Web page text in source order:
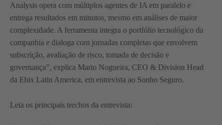
Analysis opera com múltiplos agentes de IA em paralelo e
entrega resultados em minutos, mesmo em análises de maior
complexidade. A ferramenta integra o portfólio tecnológico da
companhia e dialoga com jornadas completas que envolvem
subscrição, avaliação de risco, tomada de decisão e
governança”, explica Mario Nogueira, CEO & Division Head
da Ebix Latin America, em entrevista ao Sonho Seguro.
Leia os principais trechos da entrevista: